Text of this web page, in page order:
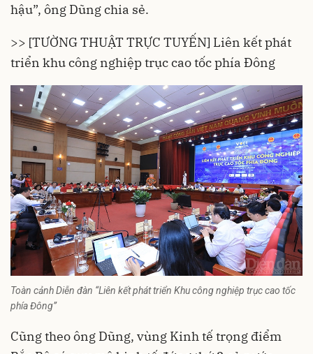
hậu”, ông Dũng chia sẻ.
>> [TƯỜNG THUẬT TRỰC TUYẾN] Liên kết phát
triển khu công nghiệp trục cao tốc phía Đông
Toàn cảnhDiễn đàn “Liên kết phát triển Khu công nghiệp trục cao tốc
phía Đông”
Cũng theo ông Dũng, vùng Kinh tế trọng điểm